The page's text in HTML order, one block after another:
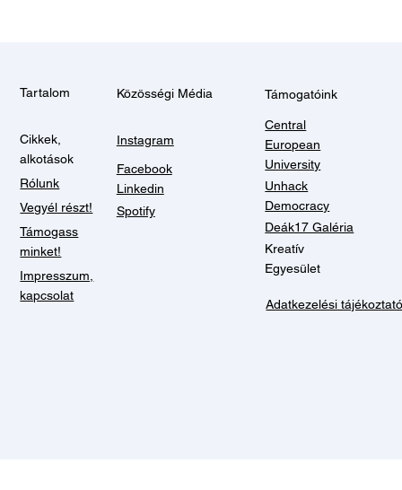
Tartalom
Cikkek,
alkotások
Rólunk
Vegyél részt!
Támogass
minket!
Impresszum,
kapcsolat
Közösségi Média
Instagram
Facebook
Linkedin
Spotify
Támogatóink
Central
European
University
Unhack
Democracy
Deák17 Galéria
Kreatív
Egyesület
Adatkezelési